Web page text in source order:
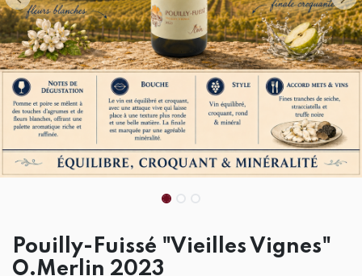
Pouilly-Fuissé "Vieilles Vignes"
O.Merlin 2023